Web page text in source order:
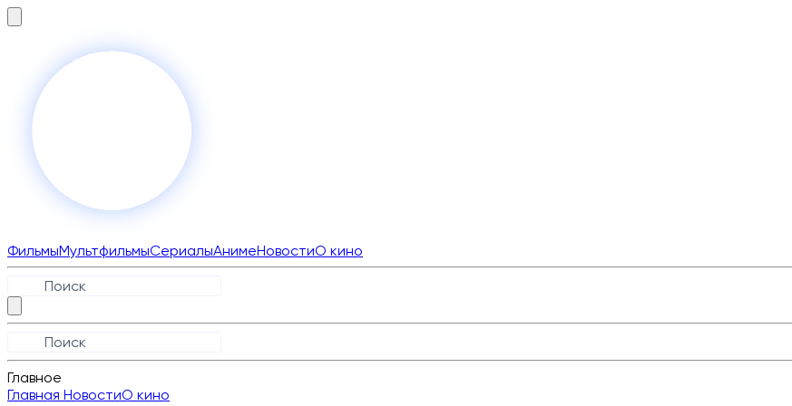
ФильмыМультфильмыСериалыАнимеНовостиО кино
Главное
Главная НовостиО кино